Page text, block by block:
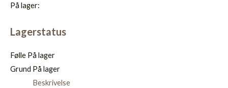
På lager:
Lagerstatus
Følle På lager
Grund På lager
Beskrivelse